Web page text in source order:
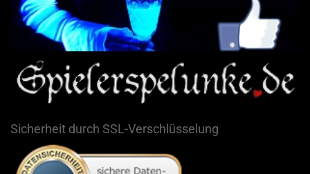
Sicherheit durch SSL-Verschlüsselung